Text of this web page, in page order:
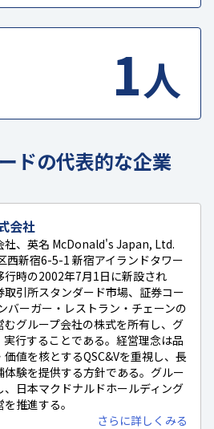
1人
ドの代表的な企業
会社
社、英名 McDonald's Japan, Ltd.
西新宿6-5-1 新宿アイランドタワー
行時の2002年7月1日に新設され
引所スタンダード市場、証券コー
バーガー・レストラン・チェーンの
グループ会社の株式を所有し、グ
行することである。経営理念は品
値を核とするQSC&Vを重視し、長
験を提供する方針である。グルー
日本マクドナルドホールディング
推進する。
さらに詳しくみる